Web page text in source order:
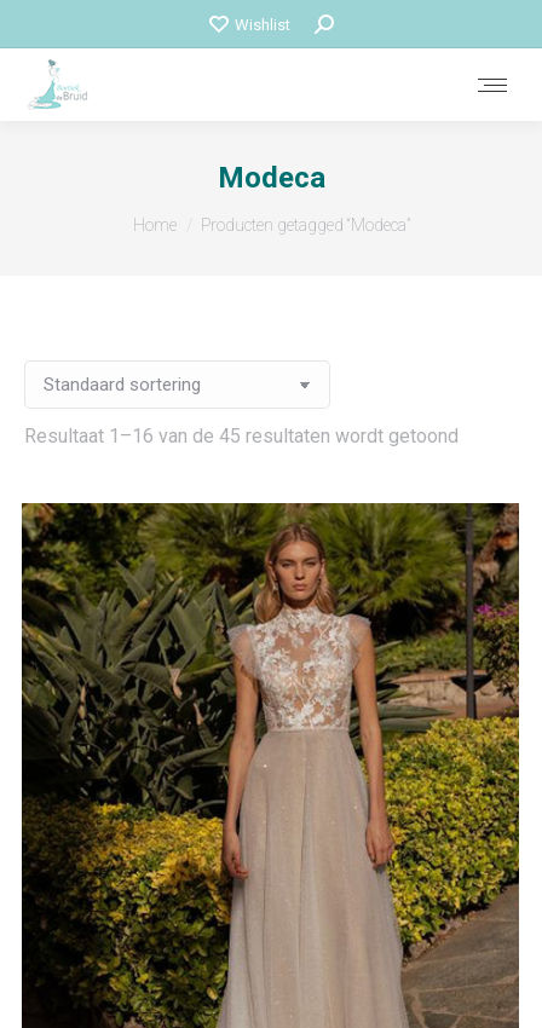
Wishlist Zoeken:
Modeca
Je bent hier:
Home Producten getagged “Modeca”
Resultaat 1–16 van de 45 resultaten wordt getoond